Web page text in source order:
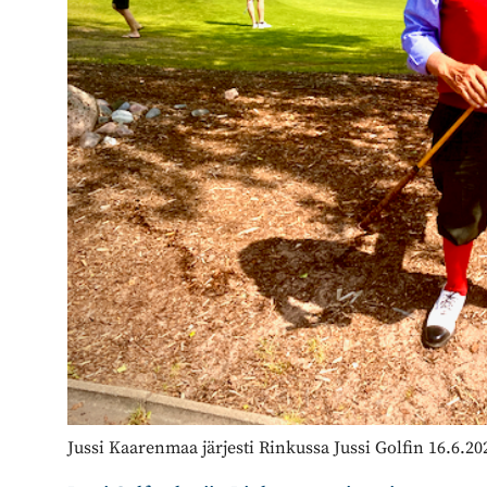
Jussi Kaarenmaa järjesti Rinkussa Jussi Golfin